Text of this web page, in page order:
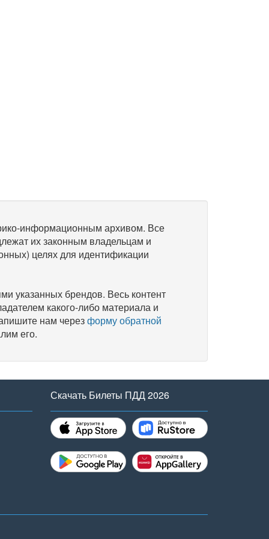
информационным архивом. Все
их законным владельцам и
целях для идентификации
указанных брендов. Весь контент
какого-либо материала и
нам черезформу обратной
его.
Скачать Билеты ПДД 2026